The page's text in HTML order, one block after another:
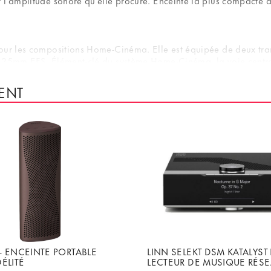
les compositions Home-Cinéma. Elle est équipée de deux
ENCEINTE PORTABLE LINN SELEKT DSM
LECTEUR DE MUSIQUE